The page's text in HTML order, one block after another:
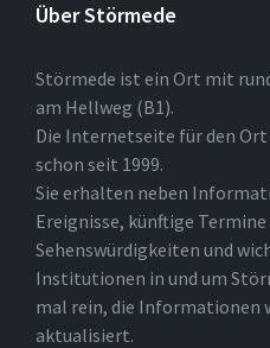
Über Störmede
Störmede ist ein Ort mit
am Hellweg (B1).
Die Internetseite für den
schon seit 1999.
Sie erhalten neben
Ereignisse, künftige
Sehenswürdigkeiten und
Institutionen in und um
mal rein, die Informationen
aktualisiert.